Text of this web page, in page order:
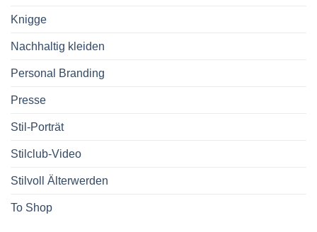
Knigge
Nachhaltig kleiden
Personal Branding
Presse
Stil-Porträt
Stilclub-Video
Stilvoll Älterwerden
To Shop